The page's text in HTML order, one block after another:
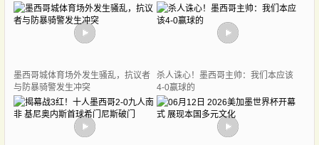
墨西哥城体育场外发生骚乱，抗议者
与防暴骑警发生冲突
杀人诛心！墨西哥主帅：我们本应该
4-0赢球的